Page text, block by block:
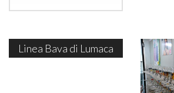
Linea Bava di Lumaca